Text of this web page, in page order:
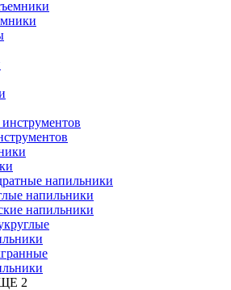
напильники
напильники
напильники
2